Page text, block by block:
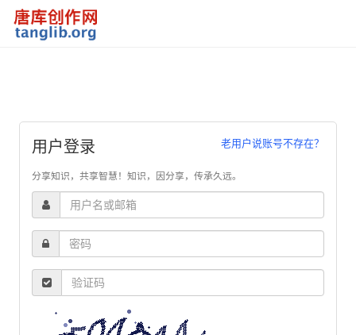
用户登录 老用户说账号不存在？
分享知识，共享智慧！知识，因分享，传承久远。